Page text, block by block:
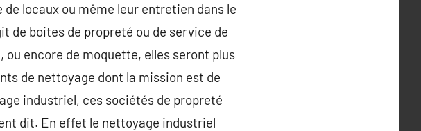
locaux ou même leur entretien dans le
de boites de propreté ou de service de
ou encore de moquette, elles seront plus
de nettoyage dont la mission est de
industriel, ces sociétés de propreté
dit. En effet le nettoyage industriel